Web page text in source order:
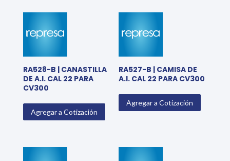
RA528-B | CANASTILLA
DE A.I. CAL 22 PARA
CV300
Agregar a Cotización
RA527-B | CAMISA DE
A.I. CAL 22 PARA CV300
Agregar a Cotización